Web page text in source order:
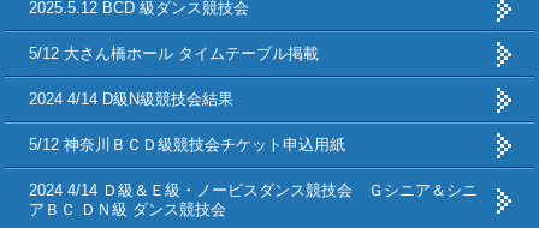
2025.5.12 BCD 級ダンス競技会
5/12 大さん橋ホール タイムテーブル掲載
2024 4/14 D級N級競技会結果
5/12 神奈川ＢＣＤ級競技会チケット申込用紙
2024 4/14 Ｄ級＆Ｅ級・ノービスダンス競技会 Ｇシニア＆シニ
アＢＣ ＤＮ級 ダンス競技会